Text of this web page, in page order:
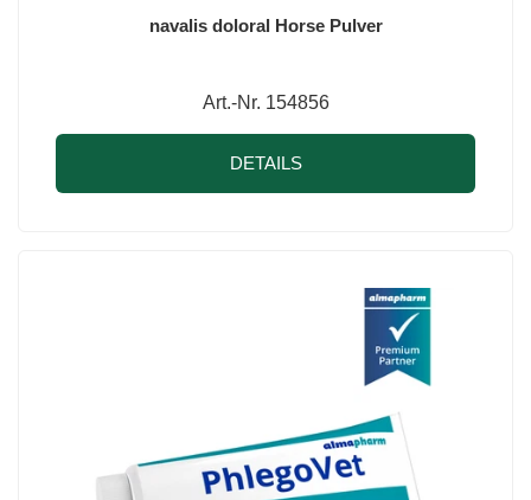
navalis doloral Horse Pulver
Art.-Nr. 154856
DETAILS